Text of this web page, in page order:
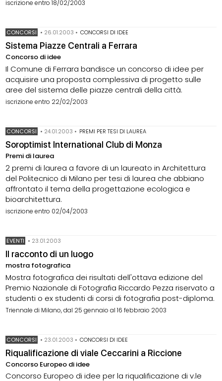
iscrizione entro 18/02/2003
CONCORSI • 26.01.2003 • CONCORSI DI IDEE
Sistema Piazze Centrali a Ferrara
Concorso di idee
Il Comune di Ferrara bandisce un concorso di idee per
acquisire una proposta complessiva di progetto sulle
aree del sistema delle piazze centrali della città.
iscrizione entro 22/02/2003
CONCORSI • 24.01.2003 • PREMI PER TESI DI LAUREA
Soroptimist International Club di Monza
Premi di laurea
2 premi di laurea a favore di un laureato in Architettura
del Politecnico di Milano per tesi di laurea che abbiano
affrontato il tema della progettazione ecologica e
bioarchitettura.
iscrizione entro 02/04/2003
EVENTI • 23.01.2003
Il racconto di un luogo
mostra fotografica
Mostra fotografica dei risultati dell'ottava edizione del
Premio Nazionale di Fotografia Riccardo Pezza riservato a
studenti o ex studenti di corsi di fotografia post-diploma.
Triennale di Milano, dal 25 gennaio al 16 febbraio 2003
CONCORSI • 23.01.2003 • CONCORSI DI IDEE
Riqualificazione di viale Ceccarini a Riccione
Concorso Europeo di idee
Concorso Europeo di idee per la riqualificazione di v.le